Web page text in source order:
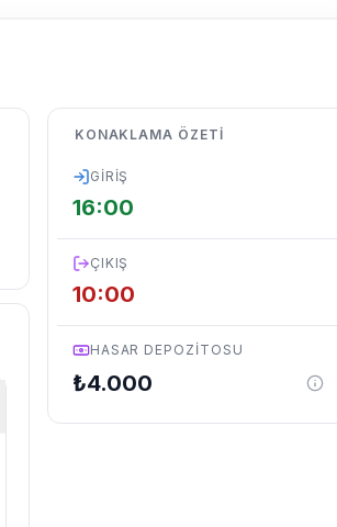
KONAKLAMA ÖZETI
GIRIŞ
16:00
ÇIKIŞ
10:00
HASAR DEPOZITOSU
₺4.000